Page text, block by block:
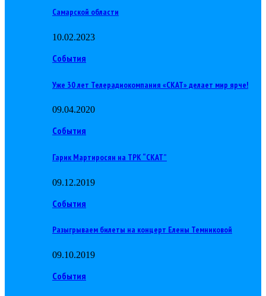
Самарской области
10.02.2023
События
Уже 30 лет Телерадиокомпания «СКАТ» делает мир ярче!
09.04.2020
События
Гарик Мартиросян на ТРК “СКАТ”
09.12.2019
События
Разыгрываем билеты на концерт Елены Темниковой
09.10.2019
События